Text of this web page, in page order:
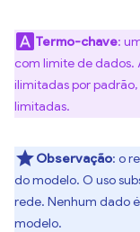
Termo-chave:
com limite de dados.
ilimitadas por
limitadas.
Observação: o
do modelo. O uso
rede. Nenhum dado
modelo.